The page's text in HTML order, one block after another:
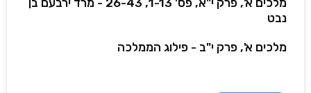
נבט
מלכים א', פרק י"ב - פילוג הממלכה